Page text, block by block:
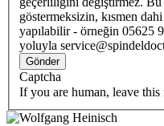
göstermeksizin, kısmen
yapılabilir - örneğin 05625
yoluyla
Gönder
Captcha
If you are human, leave